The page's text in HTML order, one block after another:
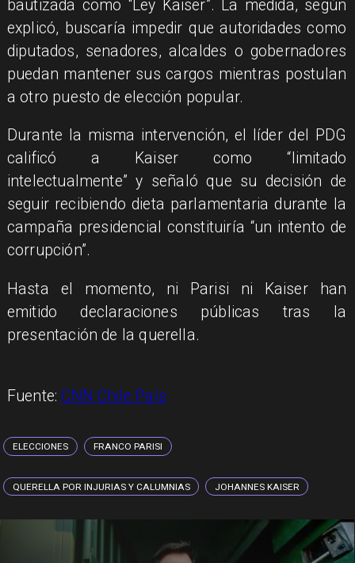
bautizada como “Ley Kaiser”. La medida, según
explicó, buscaría impedir que autoridades como
diputados, senadores, alcaldes o gobernadores
puedan mantener sus cargos mientras postulan
a otro puesto de elección popular.
Durante la misma intervención, el líder del PDG
calificó a Kaiser como “limitado
intelectualmente” y señaló que su decisión de
seguir recibiendo dieta parlamentaria durante la
campaña presidencial constituiría “un intento de
corrupción”.
Hasta el momento, ni Parisi ni Kaiser han
emitido declaraciones públicas tras la
presentación de la querella.
​Fuente:CNN Chile País
ELECCIONES FRANCO PARISI
QUERELLA POR INJURIAS Y CALUMNIAS JOHANNES KAISER